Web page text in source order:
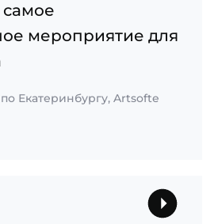
самое
мероприятие для
по Екатеринбургу, Artsofte